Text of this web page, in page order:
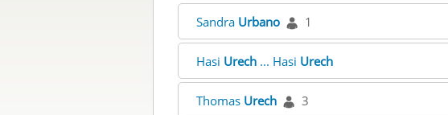
Sandra Urbano 1
Hasi Urech... Hasi Urech
Thomas Urech 3